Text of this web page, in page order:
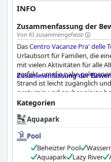
INFO
Zusammenfassung der
Von KI zusammengefasst
DasCentro Vacanze Pra' delle
Urlaubsort für Familien, die
mit vielen Aktivitäten für alle
perfekt, um die nahe
Strand ist leicht zugänglich
geräumig und sauber, einige
insgesamt ist die Anlage sehr
unglaublich freundlich und
Gästen einen angenehmen
Poolbereich ist großartig mit
Optionen für kälteres Wetter.
Kinderpark, die Animation,
Piratenschiff sehr genießen.
Zusammenfassung der
Kategorien
Aquapark
Pool
Beheizter Pool
Aquapark
Lazy River